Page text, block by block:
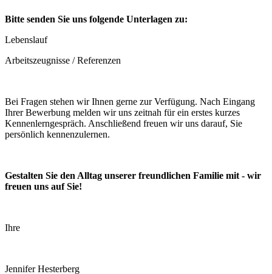
Bitte senden Sie uns folgende Unterlagen zu:
Lebenslauf
Arbeitszeugnisse / Referenzen
Bei Fragen stehen wir Ihnen gerne zur Verfügung. Nach Eingang
Ihrer Bewerbung melden wir uns zeitnah für ein erstes kurzes
Kennenlerngespräch. Anschließend freuen wir uns darauf, Sie
persönlich kennenzulernen.
Gestalten Sie den Alltag unserer freundlichen Familie mit - wir
freuen uns auf Sie!
Ihre
Jennifer Hesterberg